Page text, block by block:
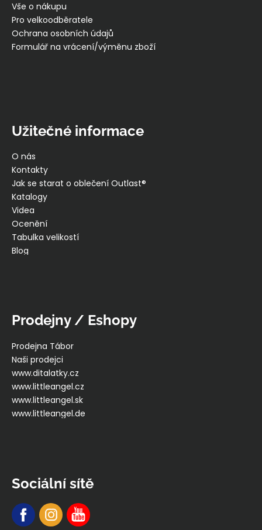
Vše o nákupu
Pro velkoodběratele
Ochrana osobních údajů
Formulář na vrácení/výměnu zboží
Užitečné informace
O nás
Kontakty
Jak se starat o oblečení Outlast®
Katalogy
Videa
Ocenění
Tabulka velikostí
Blog
Prodejny / Eshopy
Prodejna Tábor
Naši prodejci
www.ditalatky.cz
www.littleangel.cz
www.littleangel.sk
www.littleangel.de
Sociální sítě